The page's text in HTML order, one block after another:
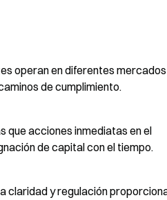
operan en diferentes
de cumplimiento.
que acciones inmediatas en el
de capital con el tiempo.
claridad y regulación